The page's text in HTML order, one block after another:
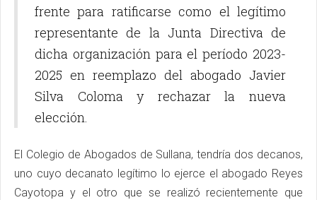
frente para ratificarse como el legítimo
representante de la Junta Directiva de
dicha organización para el período 2023-
2025 en reemplazo del abogado Javier
Silva Coloma y rechazar la nueva
elección.
El Colegio de Abogados de Sullana, tendría dos decanos,
uno cuyo decanato legítimo lo ejerce el abogado Reyes
Cayotopa y el otro que se realizó recientemente que